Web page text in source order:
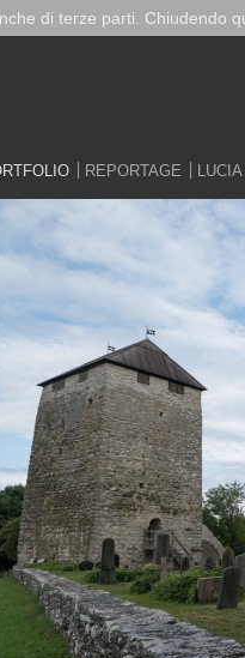
di terze parti. Chiudendo
REPORTAGE LUCIA